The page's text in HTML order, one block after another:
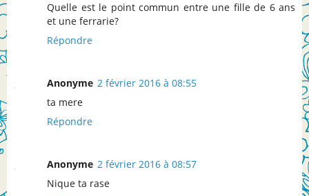
Quelle est le point commun entre une fille de 6 ans
et une ferrarie?
Répondre
Anonyme 2 février 2016 à 08:55
ta mere
Répondre
Anonyme 2 février 2016 à 08:57
Nique ta rase